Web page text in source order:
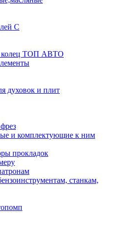
С
колец ТОП АВТО
духовок и плит
и комплектующие к ним
прокладок
станкам,